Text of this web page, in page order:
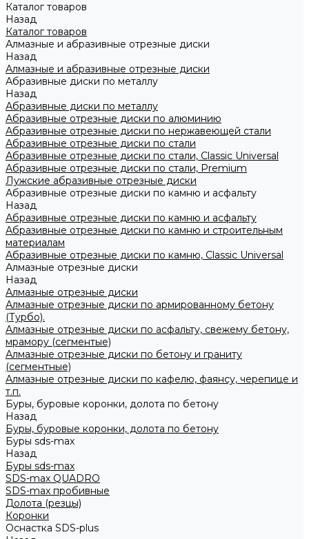
Каталог товаров
Назад
Каталог товаров
Алмазные и абразивные отрезные диски
Назад
Алмазные и абразивные отрезные диски
Абразивные диски по металлу
Назад
Абразивные диски по металлу
Абразивные отрезные диски по алюминию
Абразивные отрезные диски по нержавеющей стали
Абразивные отрезные диски по стали
Абразивные отрезные диски по стали, Classic Universal
Абразивные отрезные диски по стали, Premium
Лужские абразивные отрезные диски
Абразивные отрезные диски по камню и асфальту
Назад
Абразивные отрезные диски по камню и асфальту
Абразивные отрезные диски по камню и строительным
материалам
Абразивные отрезные диски по камню, Classic Universal
Алмазные отрезные диски
Назад
Алмазные отрезные диски
Алмазные отрезные диски по армированному бетону
(Турбо).
Алмазные отрезные диски по асфальту, свежему бетону,
мрамору (сегментые)
Алмазные отрезные диски по бетону и граниту
(сегментные)
Алмазные отрезные диски по кафелю, фаянсу, черепице и
т.п.
Буры, буровые коронки, долота по бетону
Назад
Буры, буровые коронки, долота по бетону
Буры sds-max
Назад
Буры sds-max
SDS-max QUADRO
SDS-max пробивные
Долота (резцы)
Коронки
Оснастка SDS-plus